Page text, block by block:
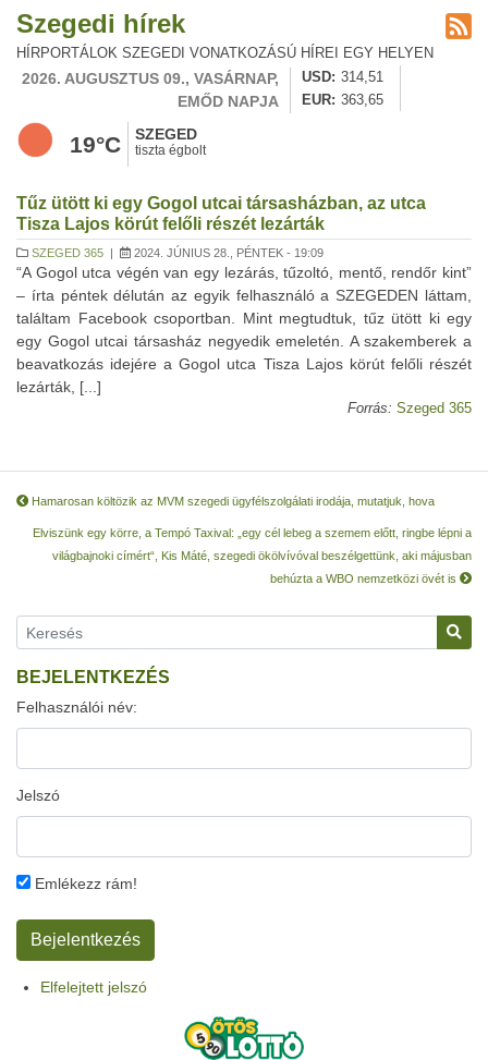
Szegedi hírek
HÍRPORTÁLOK SZEGEDI VONATKOZÁSÚ HÍREI EGY HELYEN
2026. AUGUSZTUS 09., VASÁRNAP,
EMŐD NAPJA
USD
314,51
EUR
363,65
19°C SZEGED
tiszta égbolt
Tűz ütött ki egy Gogol utcai társasházban, az utca
Tisza Lajos körút felőli részét lezárták
SZEGED 365 | 2024. JÚNIUS 28., PÉNTEK - 19:09
“A Gogol utca végén van egy lezárás, tűzoltó, mentő, rendőr kint”
– írta péntek délután az egyik felhasználó a SZEGEDEN láttam,
találtam Facebook csoportban. Mint megtudtuk, tűz ütött ki egy
egy Gogol utcai társasház negyedik emeletén. A szakemberek a
beavatkozás idejére a Gogol utca Tisza Lajos körút felőli részét
lezárták, [...]
Forrás: Szeged 365
Hamarosan költözik az MVM szegedi ügyfélszolgálati irodája, mutatjuk, hova
Elviszünk egy körre, a Tempó Taxival: „egy cél lebeg a szemem előtt, ringbe lépni a
világbajnoki címért“, Kis Máté, szegedi ökölvívóval beszélgettünk, aki májusban
behúzta a WBO nemzetközi övét is
BEJELENTKEZÉS
Felhasználói név:
Jelszó
Emlékezz rám!
Elfelejtett jelszó